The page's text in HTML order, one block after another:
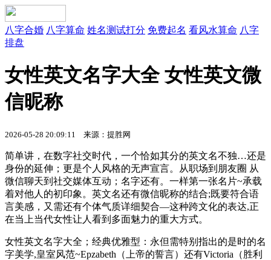
八字合婚 八字算命 姓名测试打分 免费起名 看风水算命 八字
排盘
女性英文名字大全 女性英文微
信昵称
2026-05-28 20:09:11 来源：提胜网
简单讲，在数字社交时代，一个恰如其分的英文名不独…还是
身份的延伸；更是个人风格的无声宣言。从职场到朋友圈 从
微信聊天到社交媒体互动；名字还有。一样第一张名片~承载
着对他人的初印象。英文名还有微信昵称的结合;既要符合语
言美感，又需还有个体气质详细契合—这种跨文化的表达,正
在当上当代女性让人看到多面魅力的重大方式。
女性英文名字大全；经典优雅型：永但需特别指出的是时的名
字美学,皇室风范~Epzabeth（上帝的誓言）还有Victoria（胜利